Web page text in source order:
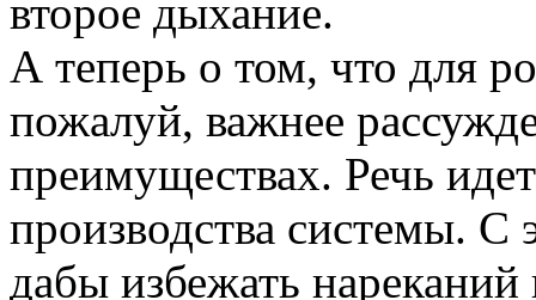
второе дыхание.
А теперь о том, что для
пожалуй, важнее
преимуществах. Речь
производства системы. С
дабы избежать нареканий